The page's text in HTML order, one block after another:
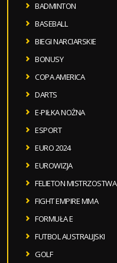
BADMINTON
BASEBALL
BIEGI NARCIARSKIE
BONUSY
COPA AMERICA
DARTS
E-PIŁKA NOŻNA
ESPORT
EURO 2024
EUROWIZJA
FELIETON MISTRZOSTWA
FIGHT EMPIRE MMA
FORMUŁA E
FUTBOL AUSTRALIJSKI
GOLF